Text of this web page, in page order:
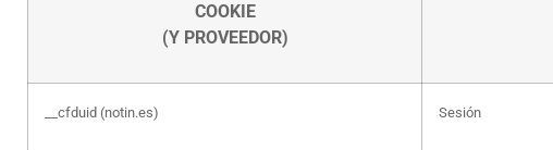
COOKIE
(Y PROVEEDOR)
__cfduid (notin.es) Sesión